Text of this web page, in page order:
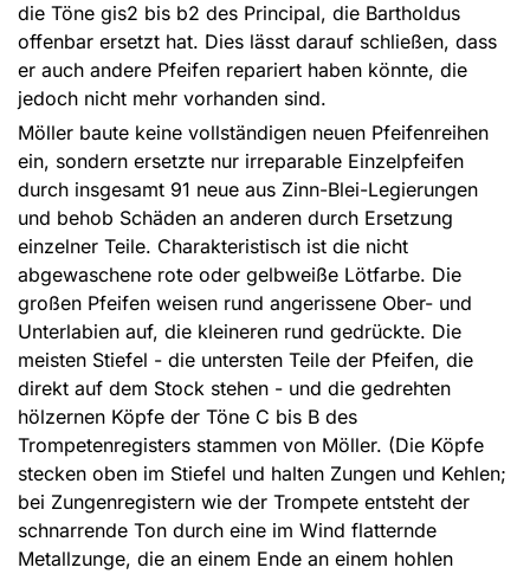
die Töne gis2 bis b2 des Principal, die Bartholdus
offenbar ersetzt hat. Dies lässt darauf schließen, dass
er auch andere Pfeifen repariert haben könnte, die
jedoch nicht mehr vorhanden sind.
Möller baute keine vollständigen neuen Pfeifenreihen
ein, sondern ersetzte nur irreparable Einzelpfeifen
durch insgesamt 91 neue aus Zinn-Blei-Legierungen
und behob Schäden an anderen durch Ersetzung
einzelner Teile. Charakteristisch ist die nicht
abgewaschene rote oder gelbweiße Lötfarbe. Die
großen Pfeifen weisen rund angerissene Ober- und
Unterlabien auf, die kleineren rund gedrückte. Die
meisten Stiefel - die untersten Teile der Pfeifen, die
direkt auf dem Stock stehen - und die gedrehten
hölzernen Köpfe der Töne C bis B des
Trompetenregisters stammen von Möller. (Die Köpfe
stecken oben im Stiefel und halten Zungen und Kehlen;
bei Zungenregistern wie der Trompete entsteht der
schnarrende Ton durch eine im Wind flatternde
Metallzunge, die an einem Ende an einem hohlen